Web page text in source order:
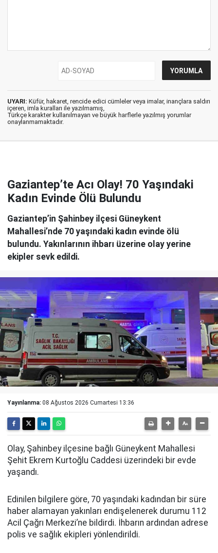
UYARI: Küfür, hakaret, rencide edici cümleler veya imalar, inançlara saldırı
içeren, imla kuralları ile yazılmamış,
Türkçe karakter kullanılmayan ve büyük harflerle yazılmış yorumlar
onaylanmamaktadır.
Gaziantep’te Acı Olay! 70 Yaşındaki
Kadın Evinde Ölü Bulundu
Gaziantep’in Şahinbey ilçesi Güneykent
Mahallesi’nde 70 yaşındaki kadın evinde ölü
bulundu. Yakınlarının ihbarı üzerine olay yerine
ekipler sevk edildi.
Yayınlanma: 08 Ağustos 2026 Cumartesi 13:36
Olay, Şahinbey ilçesine bağlı Güneykent Mahallesi
Şehit Ekrem Kurtoğlu Caddesi üzerindeki bir evde
yaşandı.
Edinilen bilgilere göre, 70 yaşındaki kadından bir süre
haber alamayan yakınları endişelenerek durumu 112
Acil Çağrı Merkezi’ne bildirdi. İhbarın ardından adrese
polis ve sağlık ekipleri yönlendirildi.